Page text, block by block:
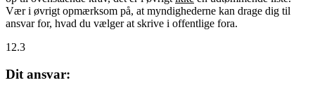
Vær i øvrigt opmærksom på, at myndighederne kan drage dig til
ansvar for, hvad du vælger at skrive i offentlige fora.
12.3
Dit ansvar: